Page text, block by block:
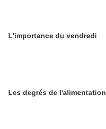
Les degrés de l'alimentation